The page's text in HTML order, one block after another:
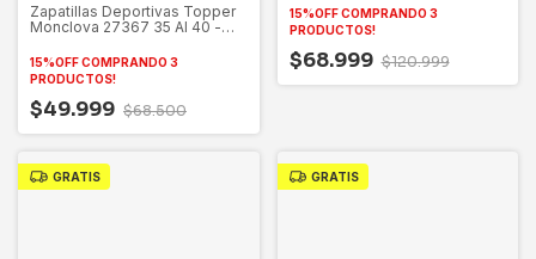
Zapatillas Deportivas Topper
Monclova 27367 35 Al 40 -
15%OFF COMPRANDO 3
PRODUCTOS!
$49.999 $68.500
15%OFF COMPRANDO 3
PRODUCTOS!
$68.999 $120.999
GRATIS GRATIS